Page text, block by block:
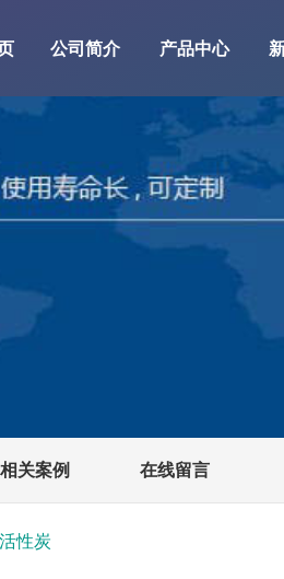
公司简介 产品中心
相关案例 在线留言
性炭